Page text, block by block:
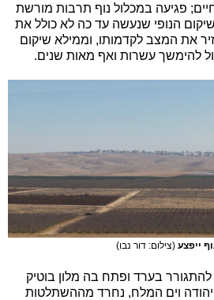
פגיעה במכלול נוף תרבות מורשת
הנופי שנעשה עד כה לא כולל את
את המצב לקדמותו, וממילא שיקום
להימשך עשרות ואף מאות שנים.
ייפצע (צילום: דור נבו)
להתגורר בערד ופתח בה מלון בוטיק
וים המלח, נחרד מההשתלטות